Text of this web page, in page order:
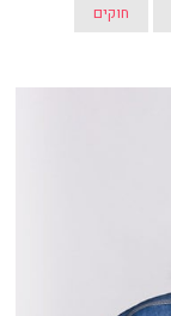
חוקים